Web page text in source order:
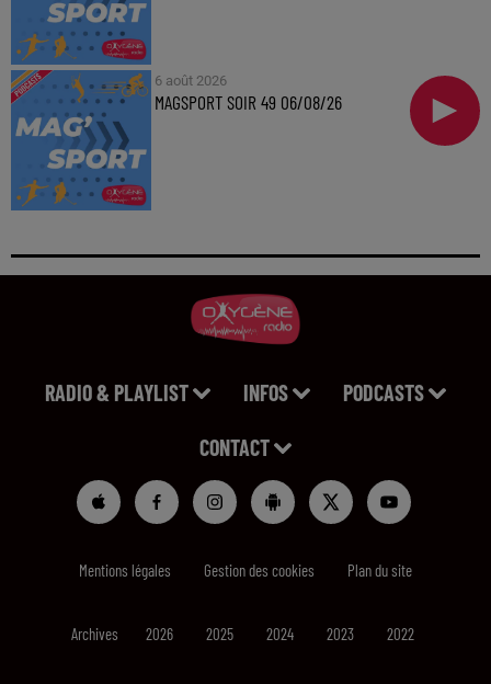
6 août 2026
MAGSPORT SOIR 49 06/08/26
RADIO & PLAYLIST INFOS PODCASTS
CONTACT
Mentions légales Gestion des cookies Plan du site
Archives 2026 2025 2024 2023 2022